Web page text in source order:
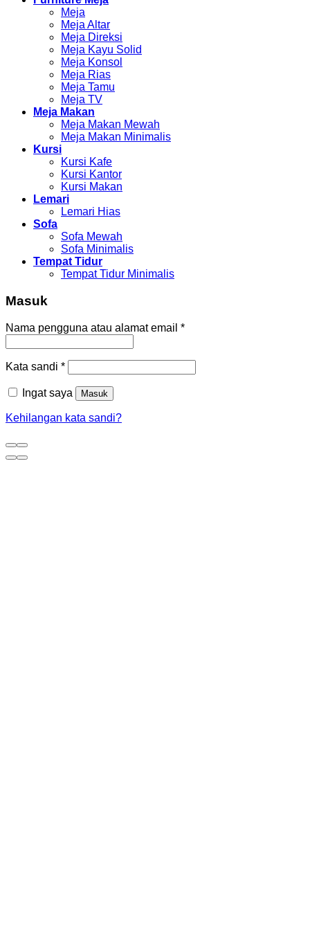
Meja
Meja Altar
Meja Direksi
Meja Kayu Solid
Meja Konsol
Meja Rias
Meja Tamu
Meja TV
Meja Makan
Meja Makan Mewah
Meja Makan Minimalis
Kursi
Kursi Kafe
Kursi Kantor
Kursi Makan
Lemari
Lemari Hias
Sofa
Sofa Mewah
Sofa Minimalis
Tempat Tidur
Tempat Tidur Minimalis
Masuk
Nama pengguna atau alamat email *
Kata sandi *
Ingat saya Masuk
Kehilangan kata sandi?